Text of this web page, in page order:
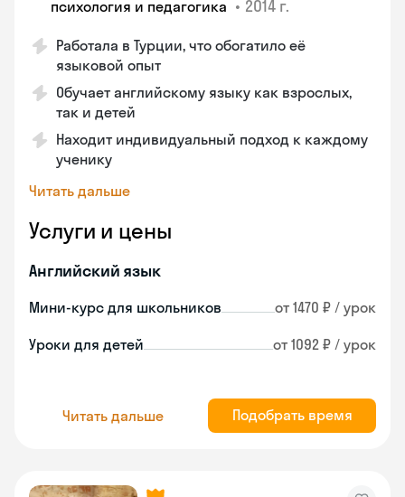
психология и педагогика • 2014 г.
Работала в Турции, что обогатило её
языковой опыт
Обучает английскому языку как взрослых,
так и детей
Находит индивидуальный подход к каждому
ученику
Читать дальше
Услуги и цены
Английский язык
Мини-курс для школьников от 1470 ₽ / урок
Уроки для детей от 1092 ₽ / урок
Читать дальше Подобрать время